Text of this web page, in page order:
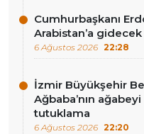
Cumhurbaşkanı
Arabistan’a gidecek
6 Ağustos 2026 22:28
İzmir Büyükşehir
Ağbaba’nın
tutuklama
6 Ağustos 2026 22:20